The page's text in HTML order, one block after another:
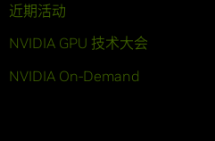
近期活动
NVIDIA GPU 技术大会
NVIDIA On-Demand